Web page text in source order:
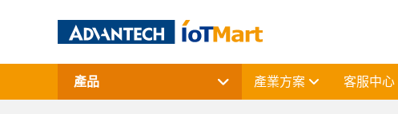
產品 產業方案 客服中心